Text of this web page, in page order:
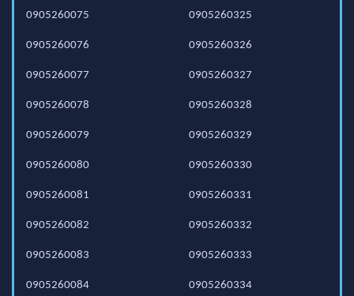
0905260075
0905260076
0905260077
0905260078
0905260079
0905260080
0905260081
0905260082
0905260083
0905260084
0905260325
0905260326
0905260327
0905260328
0905260329
0905260330
0905260331
0905260332
0905260333
0905260334